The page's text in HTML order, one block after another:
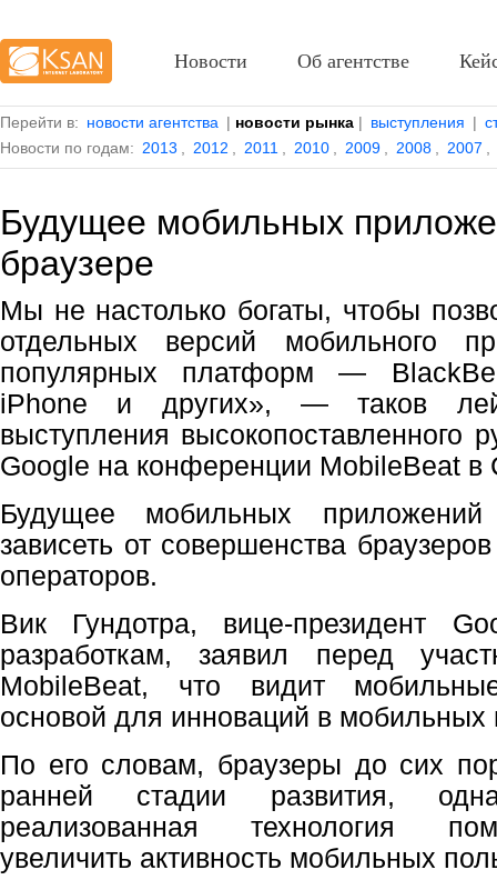
Перейти в: новости агентства | новости рынка | выступления |
Новости по годам: 2013 2012 2011 2010 2009 2008 2007
Будущее мобильных
браузере
Мы не настолько богаты, чтобы
отдельных версий мобильного
популярных платформ —
iPhone и других», — таков
выступления высокопоставленного
Google на конференции MobileBeat в
Будущее мобильных
зависеть от совершенства
операторов.
Вик Гундотра, вице-президент
разработкам, заявил перед
MobileBeat, что видит
основой для инноваций в мобильных
По его словам, браузеры до сих
ранней стадии развития,
реализованная технология
увеличить активность мобильных
Новости Об агентстве